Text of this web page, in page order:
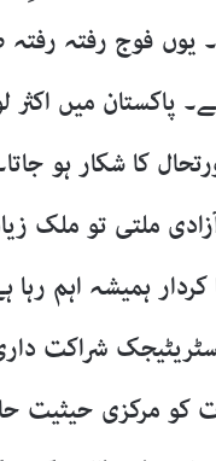
فوج رفتہ رفتہ
میں اکثر
کا شکار ہو
ملتی تو ملک
ہمیشہ اہم
شراکت
کو مرکزی حیثیت